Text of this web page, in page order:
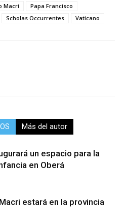
Macri
Papa Francisco
Scholas Occurrentes Vaticano
Más del autor
un espacio para la
en Oberá
estará en la provincia